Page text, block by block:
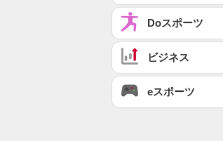
Doスポーツ
ビジネス
eスポーツ